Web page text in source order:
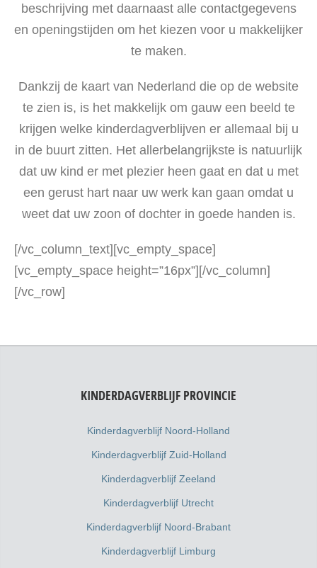
beschrijving met daarnaast alle contactgegevens
en openingstijden om het kiezen voor u makkelijker
te maken.
Dankzij de kaart van Nederland die op de website
te zien is, is het makkelijk om gauw een beeld te
krijgen welke kinderdagverblijven er allemaal bij u
in de buurt zitten. Het allerbelangrijkste is natuurlijk
dat uw kind er met plezier heen gaat en dat u met
een gerust hart naar uw werk kan gaan omdat u
weet dat uw zoon of dochter in goede handen is.
[/vc_column_text][vc_empty_space]
[vc_empty_space height=”16px”][/vc_column]
[/vc_row]
KINDERDAGVERBLIJF PROVINCIE
Kinderdagverblijf Noord-Holland
Kinderdagverblijf Zuid-Holland
Kinderdagverblijf Zeeland
Kinderdagverblijf Utrecht
Kinderdagverblijf Noord-Brabant
Kinderdagverblijf Limburg